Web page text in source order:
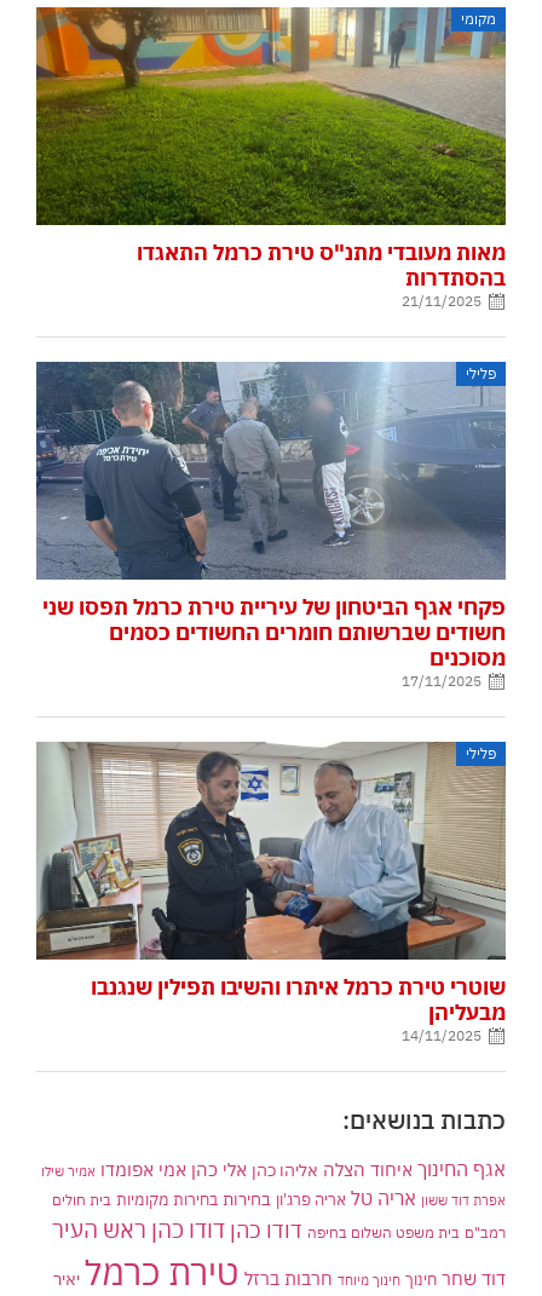
מקומי
מאות מעובדי מתנ"ס טירת כרמל התאגדו
בהסתדרות
21/11/2025
פלילי
פקחי אגף הביטחון של עיריית טירת כרמל תפסו שני
חשודים שברשותם חומרים החשודים כסמים
מסוכנים
17/11/2025
פלילי
שוטרי טירת כרמל איתרו והשיבו תפילין שנגנבו
מבעליהן
14/11/2025
כתבות בנושאים:
אגף החינוך איחוד הצלה אליהו כהן אלי כהן אמי אפומדו אמיר שילו
אפרת דוד ששון אריה טל אריה פרג'ון בחירות בחירות מקומיות בית חולים
רמב"ם בית משפט השלום בחיפה דודו כהן דודו כהן ראש העיר
דוד שחר חינוך חינוך מיוחד חרבות ברזל טירת כרמל יאיר